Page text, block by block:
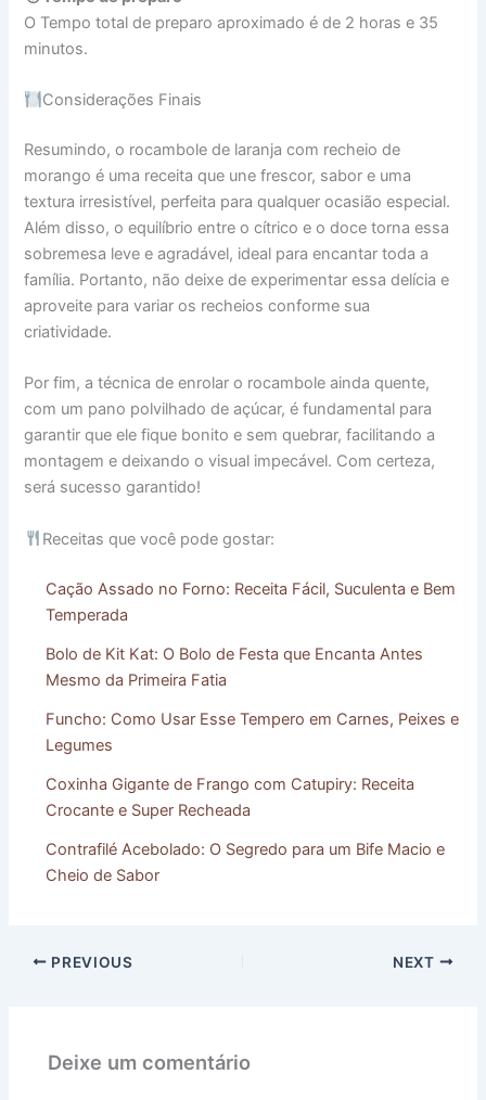
O Tempo total de preparo aproximado é de 2 horas e 35
minutos.
Considerações Finais
Resumindo, o rocambole de laranja com recheio de
morango é uma receita que une frescor, sabor e uma
textura irresistível, perfeita para qualquer ocasião especial.
Além disso, o equilíbrio entre o cítrico e o doce torna essa
sobremesa leve e agradável, ideal para encantar toda a
família. Portanto, não deixe de experimentar essa delícia e
aproveite para variar os recheios conforme sua
criatividade.
Por fim, a técnica de enrolar o rocambole ainda quente,
com um pano polvilhado de açúcar, é fundamental para
garantir que ele fique bonito e sem quebrar, facilitando a
montagem e deixando o visual impecável. Com certeza,
será sucesso garantido!
Receitas que você pode gostar:
Cação Assado no Forno: Receita Fácil, Suculenta e Bem
Temperada
Bolo de Kit Kat: O Bolo de Festa que Encanta Antes
Mesmo da Primeira Fatia
Funcho: Como Usar Esse Tempero em Carnes, Peixes e
Legumes
Coxinha Gigante de Frango com Catupiry: Receita
Crocante e Super Recheada
Contrafilé Acebolado: O Segredo para um Bife Macio e
Cheio de Sabor
PREVIOUS NEXT
Deixe um comentário